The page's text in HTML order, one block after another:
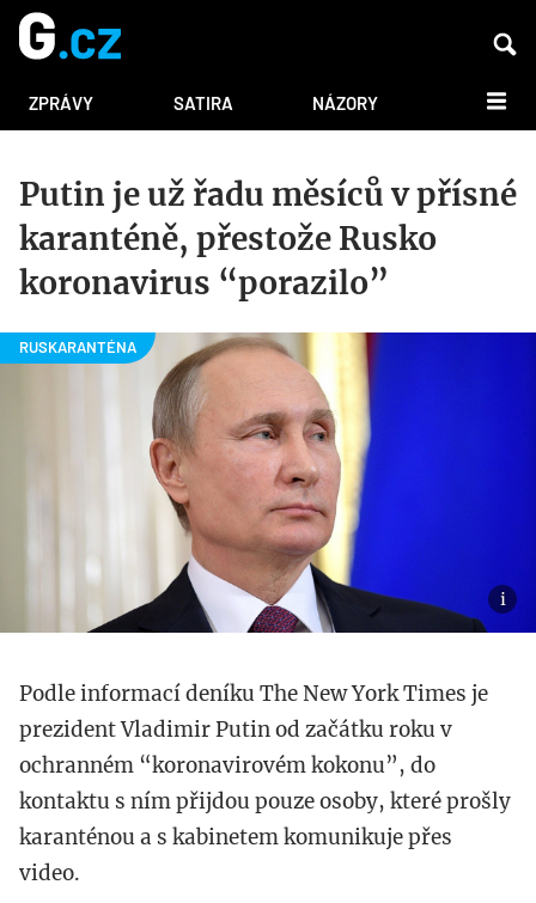
ZPRÁVY SATIRA NÁZORY DALŠÍ
Putin je už řadu měsíců v přísné
karanténě, přestože Rusko
koronavirus “porazilo”
Podle informací deníku The New York Times je
prezident Vladimir Putin od začátku roku v
ochranném “koronavirovém kokonu”, do
kontaktu s ním přijdou pouze osoby, které prošly
karanténou a s kabinetem komunikuje přes
video.